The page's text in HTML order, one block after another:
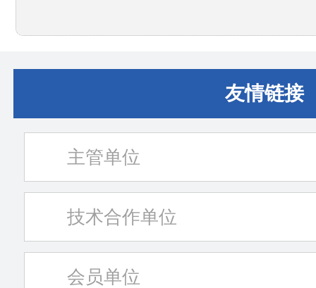
友情链接
主管单位
技术合作单位
会员单位